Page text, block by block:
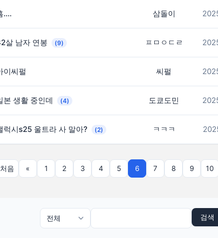
…. 삼돌이
살 남자 연봉 (9) ㅍㅁㅇㄷㄹ
이씨펄 씨펄
본 생활 중인데 (4) 도쿄도민
럭시s25 울트라 사 말아? (2) ㅋㅋㅋ
처음 « 1 2 3 4 5 6 7 8 9 10
검색